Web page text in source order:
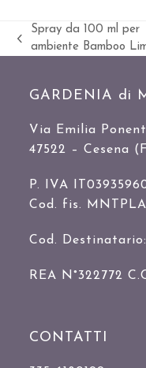
Slide
Spray da 100 ml per
ambiente Bamboo
GARDENIA di
Via Emilia
47522 – Cesena
P. IVA
Cod. fis.
Cod.
REA N°322772
CONTATTI